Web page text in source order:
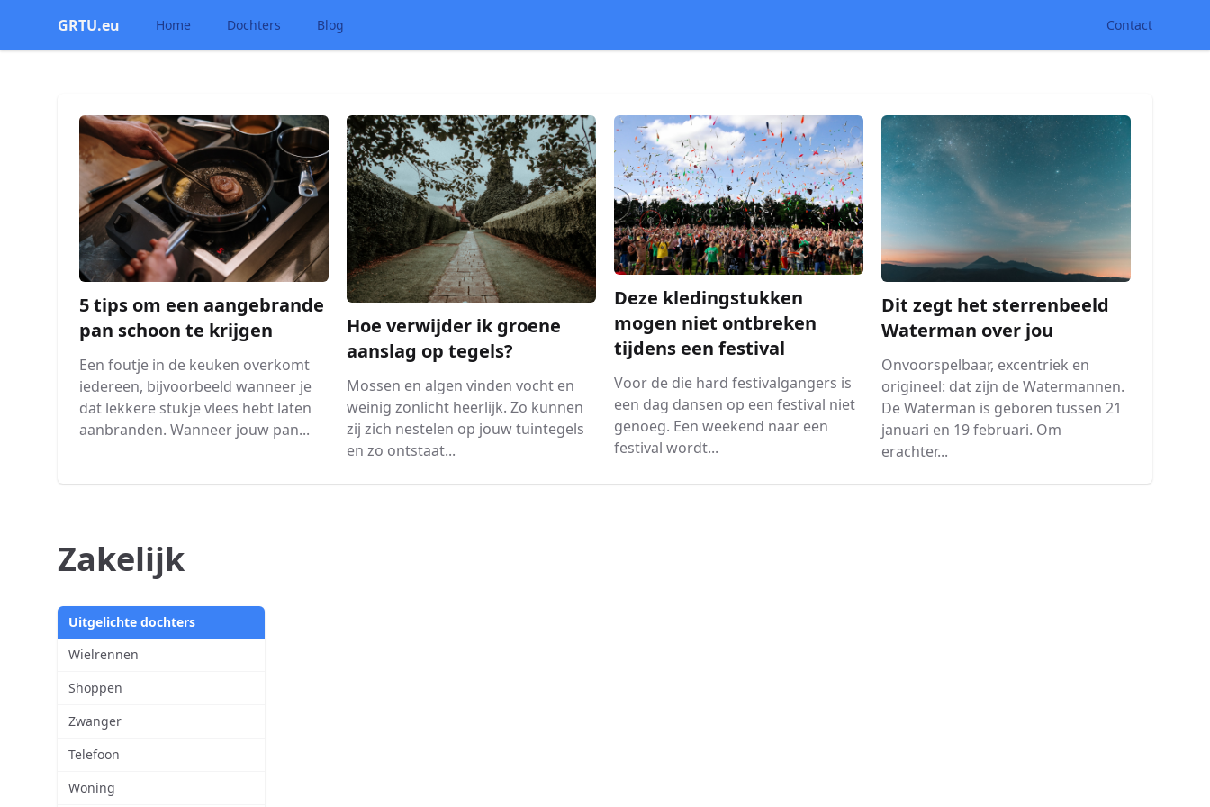
GRTU.eu Home Dochters Blog Contact
5 tips om een aangebrande
pan schoon te krijgen
Een foutje in de keuken overkomt
iedereen, bijvoorbeeld wanneer je
dat lekkere stukje vlees hebt laten
aanbranden. Wanneer jouw pan...
Hoe verwijder ik groene
aanslag op tegels?
Mossen en algen vinden vocht en
weinig zonlicht heerlijk. Zo kunnen
zij zich nestelen op jouw tuintegels
en zo ontstaat...
Deze kledingstukken
mogen niet ontbreken
tijdens een festival
Voor de die hard festivalgangers is
een dag dansen op een festival niet
genoeg. Een weekend naar een
festival wordt...
Dit zegt het sterrenbeeld
Waterman over jou
Onvoorspelbaar, excentriek en
origineel: dat zijn de Watermannen.
De Waterman is geboren tussen 21
januari en 19 februari. Om
erachter...
Zakelijk
Uitgelichte dochters
Wielrennen
Shoppen
Zwanger
Telefoon
Woning